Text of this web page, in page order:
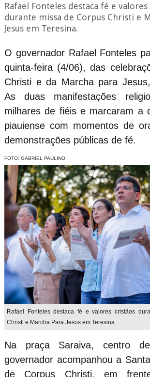
Rafael Fonteles destaca fé e
durante missa de Corpus Christi e
Jesus em Teresina.
O governador Rafael Fonteles
quinta-feira (4/06), das
Christi e da Marcha para
As duas manifestações
milhares de fiéis e marcaram a
piauiense com momentos de
demonstrações públicas de fé.
FOTO: GABRIEL PAULINO
Rafael Fonteles destaca fé e valores cristãos
Christi e Marcha Para Jesus em Teresina
Na praça Saraiva, centro
governador acompanhou a
de Corpus Christi, em